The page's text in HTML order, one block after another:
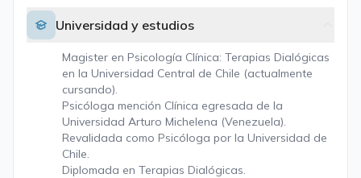
Universidad y estudios
Magister en Psicología Clínica: Terapias Dialógicas
en la Universidad Central de Chile (actualmente
cursando).
Psicóloga mención Clínica egresada de la
Universidad Arturo Michelena (Venezuela).
Revalidada como Psicóloga por la Universidad de
Chile.
Diplomada en Terapias Dialógicas.